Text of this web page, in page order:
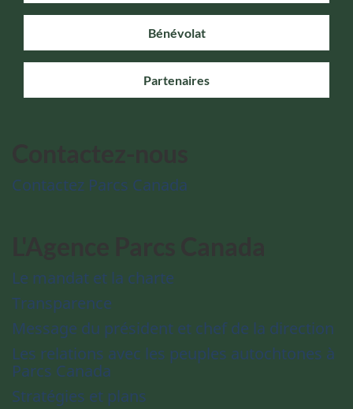
Bénévolat
Partenaires
Contactez Parcs Canada
Le mandat et la charte
Transparence
Message du président et chef de la direction
Les relations avec les peuples autochtones à
Parcs Canada
Stratégies et plans